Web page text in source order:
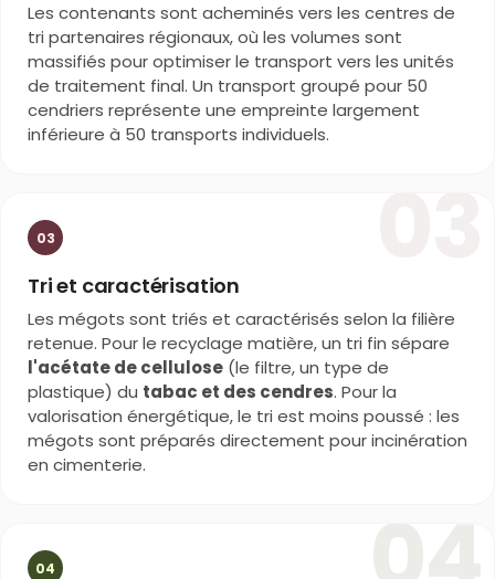
Les contenants sont acheminés vers les centres de
tri partenaires régionaux, où les volumes sont
massifiés pour optimiser le transport vers les unités
de traitement final. Un transport groupé pour 50
cendriers représente une empreinte largement
inférieure à 50 transports individuels.
03
Tri et caractérisation
Les mégots sont triés et caractérisés selon la filière
retenue. Pour le recyclage matière, un tri fin sépare
l'acétate de cellulose (le filtre, un type de
plastique) du tabac et des cendres. Pour la
valorisation énergétique, le tri est moins poussé : les
mégots sont préparés directement pour incinération
en cimenterie.
04